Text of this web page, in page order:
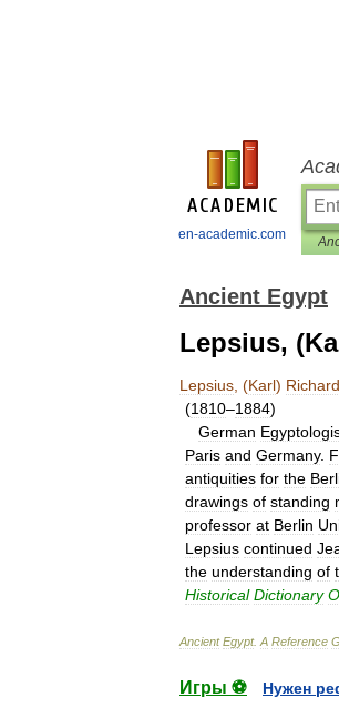
en-academic.com
Ancient Egypt
Lepsius,
Lepsius , (Karl) Richard
(1810–1884)
German
Paris and Germany.
antiquities for the
drawings of standing
professor at Berlin
Lepsius continued
the understanding of
Historical Dictionary
Ancient Egypt. A Reference
Игры ⚽
Нужен